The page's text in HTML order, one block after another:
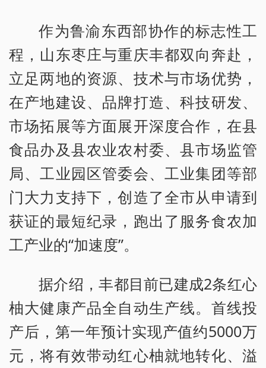
作为鲁渝东西部协作的标志性工
程，山东枣庄与重庆丰都双向奔赴，
立足两地的资源、技术与市场优势，
在产地建设、品牌打造、科技研发、
市场拓展等方面展开深度合作，在县
食品办及县农业农村委、县市场监管
局、工业园区管委会、工业集团等部
门大力支持下，创造了全市从申请到
获证的最短纪录，跑出了服务食农加
工产业的“加速度”。
据介绍，丰都目前已建成2条红心
柚大健康产品全自动生产线。首线投
产后，第一年预计实现产值约5000万
元，将有效带动红心柚就地转化、溢